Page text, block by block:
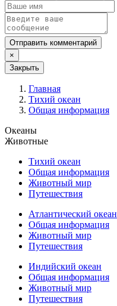
Отправить комментарий
×
Закрыть
Главная
Тихий океан
Общая информация
Океаны
Животные
Тихий океан
Общая информация
Животный мир
Путешествия
Атлантический океан
Общая информация
Животный мир
Путешествия
Индийский океан
Общая информация
Животный мир
Путешествия